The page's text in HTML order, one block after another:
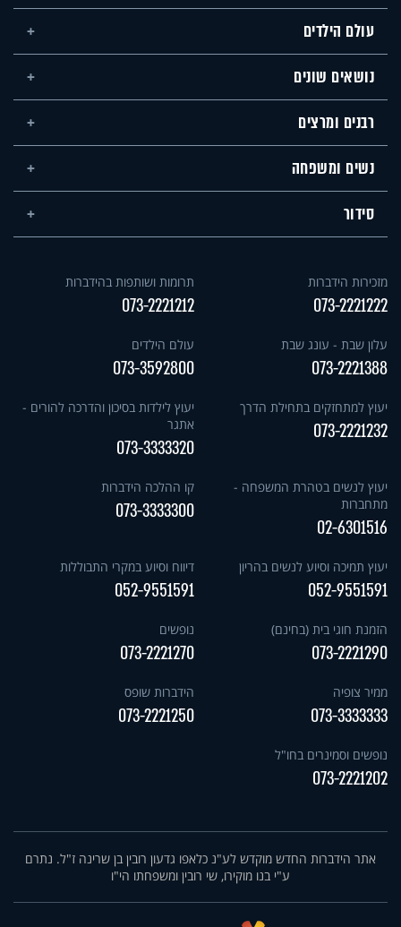
עולם הילדים
נושאים שונים
רבנים ומרצים
נשים ומשפחה
סידור
מזכירות הידברות
073-2221222
תרומות ושותפות בהידברות
073-2221212
עלון שבת - עונג שבת
073-2221388
עולם הילדים
073-3592800
יעוץ למתחזקים בתחילת הדרך
073-2221232
יעוץ לילדות בסיכון והדרכה להורים -
אתגר
073-3333320
יעוץ לנשים בטהרת המשפחה -
מתחברות
02-6301516
קו ההלכה הידברות
073-3333300
יעוץ תמיכה וסיוע לנשים בהריון
052-9551591
דיווח וסיוע במקרי התבוללות
052-9551591
הזמנת חוגי בית (בחינם)
073-2221290
נופשים
073-2221270
ממיר צופיה
073-3333333
הידברות שופס
073-2221250
נופשים וסמינרים בחו"ל
073-2221202
אתר הידברות החדש מוקדש לע"נ כלאפו גדעון רובין בן שרינה ז"ל. נתרם
ע"י בנו מוקירו, שי רובין ומשפחתו הי"ו